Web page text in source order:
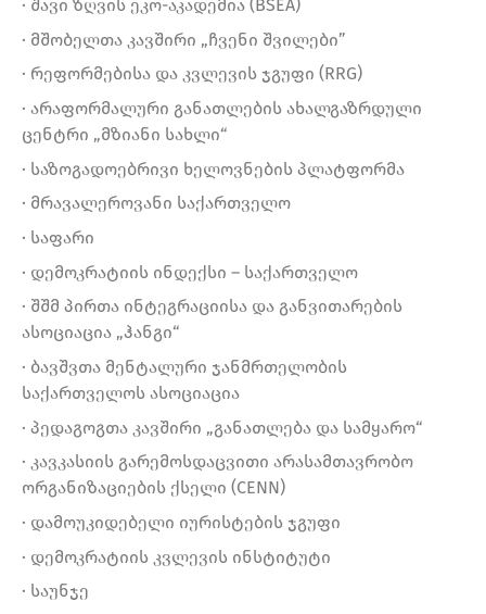
· შავი ზღვის ეკო-აკადემია (BSEA)
· მშობელთა კავშირი „ჩვენი შვილები”
· რეფორმებისა და კვლევის ჯგუფი (RRG)
· არაფორმალური განათლების ახალგაზრდული
ცენტრი „მზიანი სახლი“
· საზოგადოებრივი ხელოვნების პლატფორმა
· მრავალეროვანი საქართველო
· საფარი
· დემოკრატიის ინდექსი – საქართველო
· შშმ პირთა ინტეგრაციისა და განვითარების
ასოციაცია „ჰანგი“
· ბავშვთა მენტალური ჯანმრთელობის
საქართველოს ასოციაცია
· პედაგოგთა კავშირი „განათლება და სამყარო“
· კავკასიის გარემოსდაცვითი არასამთავრობო
ორგანიზაციების ქსელი (CENN)
· დამოუკიდებელი იურისტების ჯგუფი
· დემოკრატიის კვლევის ინსტიტუტი
· საუნჯე